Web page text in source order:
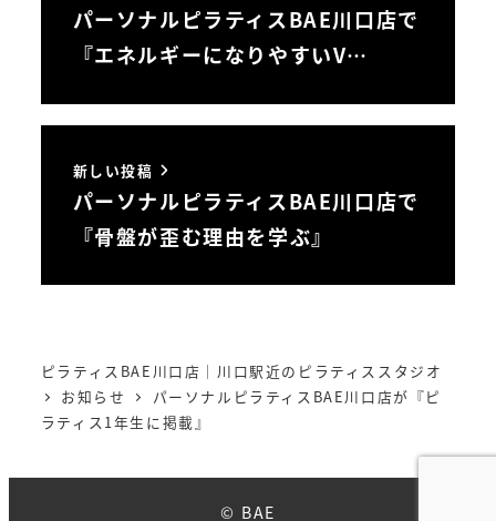
パーソナルピラティスBAE川口店で
『エネルギーになりやすいV…
新しい投稿
パーソナルピラティスBAE川口店で
『骨盤が歪む理由を学ぶ』
ピラティスBAE川口店｜川口駅近のピラティススタジオ
お知らせ
パーソナルピラティスBAE川口店が『ピ
ラティス1年生に掲載』
© BAE